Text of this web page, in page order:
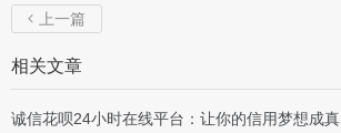
 上一篇
相关文章
诚信花呗24小时在线平台：让你的信用梦想成真